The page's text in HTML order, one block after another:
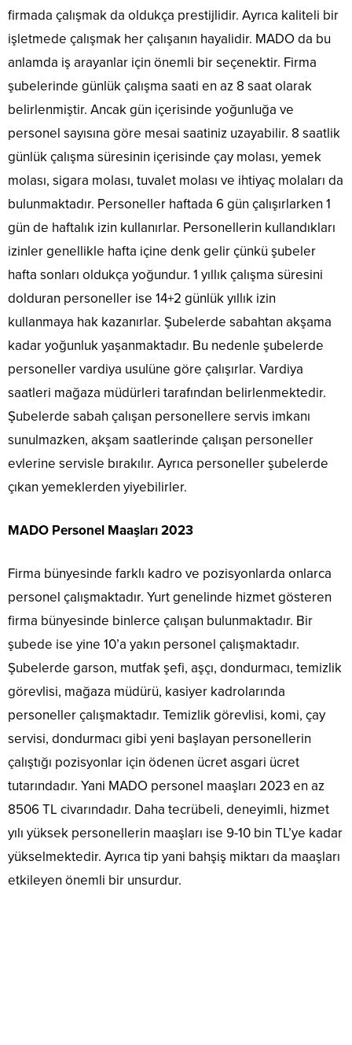
firmada çalışmak da oldukça prestijlidir. Ayrıca kaliteli bir
işletmede çalışmak her çalışanın hayalidir. MADO da bu
anlamda iş arayanlar için önemli bir seçenektir. Firma
şubelerinde günlük çalışma saati en az 8 saat olarak
belirlenmiştir. Ancak gün içerisinde yoğunluğa ve
personel sayısına göre mesai saatiniz uzayabilir. 8 saatlik
günlük çalışma süresinin içerisinde çay molası, yemek
molası, sigara molası, tuvalet molası ve ihtiyaç molaları da
bulunmaktadır. Personeller haftada 6 gün çalışırlarken 1
gün de haftalık izin kullanırlar. Personellerin kullandıkları
izinler genellikle hafta içine denk gelir çünkü şubeler
hafta sonları oldukça yoğundur. 1 yıllık çalışma süresini
dolduran personeller ise 14+2 günlük yıllık izin
kullanmaya hak kazanırlar. Şubelerde sabahtan akşama
kadar yoğunluk yaşanmaktadır. Bu nedenle şubelerde
personeller vardiya usulüne göre çalışırlar. Vardiya
saatleri mağaza müdürleri tarafından belirlenmektedir.
Şubelerde sabah çalışan personellere servis imkanı
sunulmazken, akşam saatlerinde çalışan personeller
evlerine servisle bırakılır. Ayrıca personeller şubelerde
çıkan yemeklerden yiyebilirler.
MADO Personel Maaşları 2023
Firma bünyesinde farklı kadro ve pozisyonlarda onlarca
personel çalışmaktadır. Yurt genelinde hizmet gösteren
firma bünyesinde binlerce çalışan bulunmaktadır. Bir
şubede ise yine 10’a yakın personel çalışmaktadır.
Şubelerde garson, mutfak şefi, aşçı, dondurmacı, temizlik
görevlisi, mağaza müdürü, kasiyer kadrolarında
personeller çalışmaktadır. Temizlik görevlisi, komi, çay
servisi, dondurmacı gibi yeni başlayan personellerin
çalıştığı pozisyonlar için ödenen ücret asgari ücret
tutarındadır. Yani MADO personel maaşları 2023 en az
8506 TL civarındadır. Daha tecrübeli, deneyimli, hizmet
yılı yüksek personellerin maaşları ise 9-10 bin TL’ye kadar
yükselmektedir. Ayrıca tip yani bahşiş miktarı da maaşları
etkileyen önemli bir unsurdur.